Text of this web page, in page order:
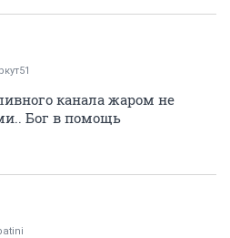
канала жаром не
Бог в помощь